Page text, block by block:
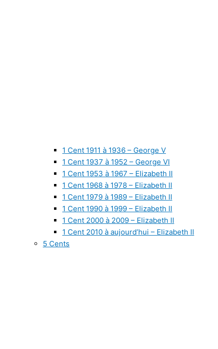
1 Cent 1911 à 1936 – George V
1 Cent 1937 à 1952 – George VI
1 Cent 1953 à 1967 – Elizabeth II
1 Cent 1968 à 1978 – Elizabeth II
1 Cent 1979 à 1989 – Elizabeth II
1 Cent 1990 à 1999 – Elizabeth II
1 Cent 2000 à 2009 – Elizabeth II
1 Cent 2010 à aujourd’hui – Elizabeth II
5 Cents